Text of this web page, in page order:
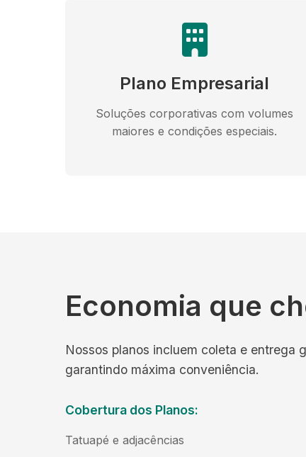
Plano Empresarial
Soluções corporativas com volumes
maiores e condições especiais.
Economia que
Nossos planos incluem coleta e entrega
garantindo máxima conveniência.
Cobertura dos Planos:
Tatuapé e adjacências